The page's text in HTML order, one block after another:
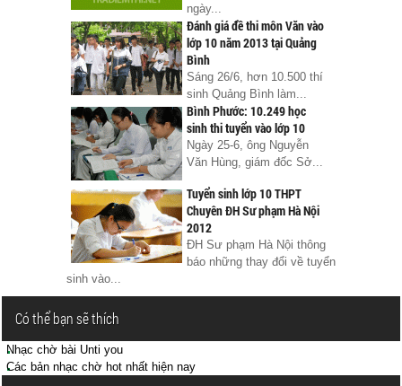
ngày...
Đánh giá đề thi môn Văn vào
lớp 10 năm 2013 tại Quảng
Bình
Sáng 26/6, hơn 10.500 thí
sinh Quảng Bình làm...
Bình Phước: 10.249 học
sinh thi tuyển vào lớp 10
Ngày 25-6, ông Nguyễn
Văn Hùng, giám đốc Sở...
Tuyển sinh lớp 10 THPT
Chuyên ĐH Sư phạm Hà Nội
2012
ĐH Sư phạm Hà Nội thông
báo những thay đổi về tuyển
sinh vào...
Có thể bạn sẽ thích
Nhạc chờ bài Unti you
Các bản nhạc chờ hot nhất hiện nay